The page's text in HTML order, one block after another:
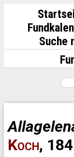
Suche
Koch,